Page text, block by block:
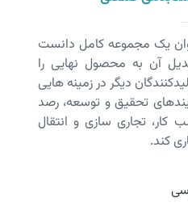
یک مجموعه کامل دانست
آن به محصول نهایی را
دیگر در زمینه هایی
تحقیق و توسعه، رصد
کار، تجاری سازی و انتقال
کند.